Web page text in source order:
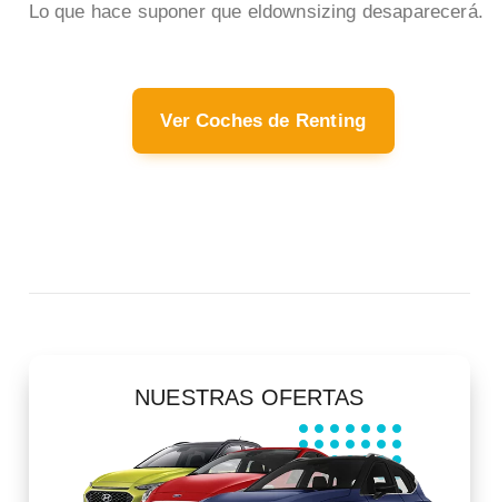
Lo que hace suponer que eldownsizing desaparecerá.
Ver Coches de Renting
NUESTRAS OFERTAS